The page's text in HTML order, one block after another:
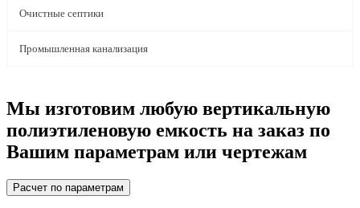
Очистные септики
Промышленная канализация
Мы изготовим любую вертикальную
полиэтиленовую емкость на заказ по
Вашим параметрам или чертежам
Расчет по параметрам